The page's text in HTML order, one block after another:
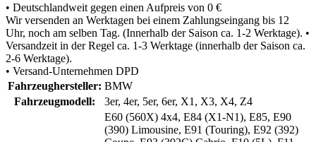
• Deutschlandweit gegen einen Aufpreis von 0 €
Wir versenden an Werktagen bei einem Zahlungseingang bis 12
Uhr, noch am selben Tag. (Innerhalb der Saison ca. 1-2 Werktage). •
Versandzeit in der Regel ca. 1-3 Werktage (innerhalb der Saison ca.
2-6 Werktage).
• Versand-Unternehmen DPD
Fahrzeughersteller: BMW
Fahrzeugmodell:
3er, 4er, 5er, 6er, X1, X3, X4, Z4
E60 (560X) 4x4, E84 (X1-N1), E85, E90
(390) Limousine, E91 (Touring), E92 (392)